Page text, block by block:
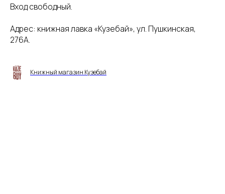
Вход свободный.
Адрес: книжная лавка «Кузебай», ул. Пушкинская,
276А.
Книжный магазин Кузебай